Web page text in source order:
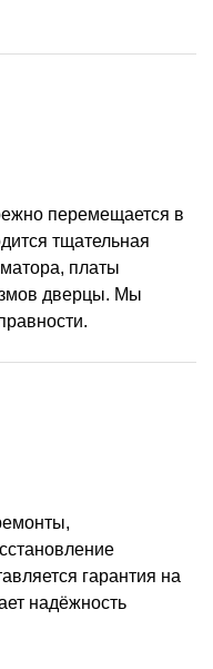
перемещается в
тщательная
платы
дверцы. Мы
гарантия на
надёжность